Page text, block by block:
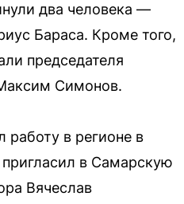
два человека —
Бараса. Кроме того,
председателя
Симонов.
в регионе в
в Самарскую
Вячеслав